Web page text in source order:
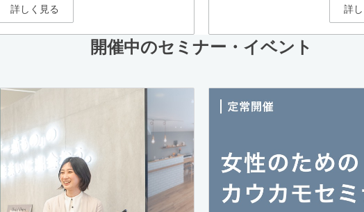
詳しく見る
詳
開催中のセミナー・イベント